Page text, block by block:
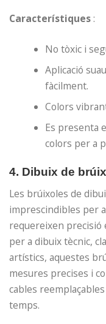
Característiques :
No tòxic i
Aplicació
fàcilment.
Colors
Es presenta
colors per a
4. Dibuix de
Les brúixoles de
imprescindibles per
requereixen precisió
per a dibuix tècnic,
artístics, aquestes
mesures precises i
cables
temps.